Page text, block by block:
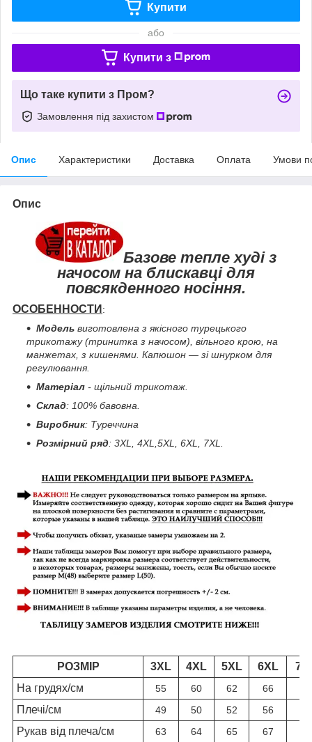
Купити
або
Купити з
Що таке купити з Пром?
Замовлення під захистом
Опис Характеристики Доставка Оплата Умови
Опис
Базове тепле худі з
начосом на блискавці для
повсякденного носіння.
ОСОБЕННОСТИ :
Модель виготовлена з якісного турецького
трикотажу (тринитка з начосом), вільного крою, на
манжетах, з кишенями. Капюшон — зі шнурком для
регулювання.
Матеріал - щільний трикотаж.
Склад: 100% бавовна.
Виробник: Туреччина
Розмірний ряд: 3XL, 4XL,5XL, 6XL, 7XL.
РОЗМІР 3XL 4XL 5XL 6XL
На грудях/см 55 60 62 66
Плечі/см 49 50 52 56
Рукав від плеча/см 63 64 65 67